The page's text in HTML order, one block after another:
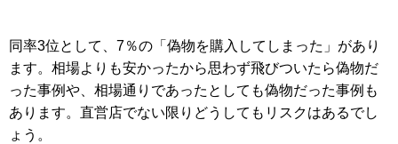
同率3位として、7％の「偽物を購入してしまった」があり
ます。相場よりも安かったから思わず飛びついたら偽物だ
った事例や、相場通りであったとしても偽物だった事例も
あります。直営店でない限りどうしてもリスクはあるでし
ょう。